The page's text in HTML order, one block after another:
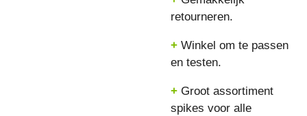
retourneren.
+ Winkel om te passen
en testen.
+ Groot assortiment
spikes voor alle